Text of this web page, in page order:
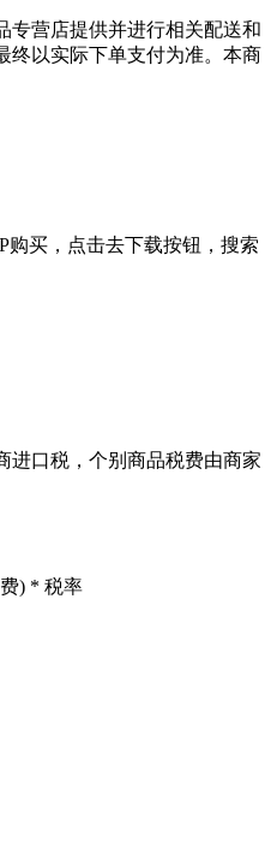
专营店提供并进行相关配送和
终以实际下单支付为准。本商
购买，点击去下载按钮，搜索
进口税，个别商品税费由商家
) * 税率